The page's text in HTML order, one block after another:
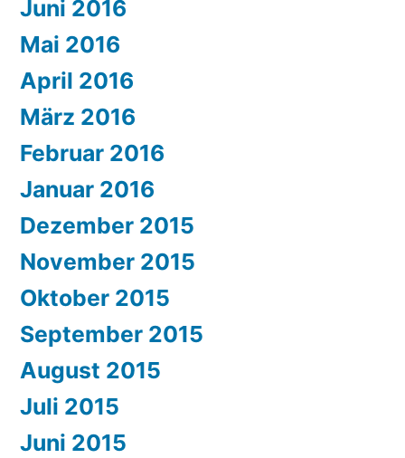
Juni 2016
Mai 2016
April 2016
März 2016
Februar 2016
Januar 2016
Dezember 2015
November 2015
Oktober 2015
September 2015
August 2015
Juli 2015
Juni 2015